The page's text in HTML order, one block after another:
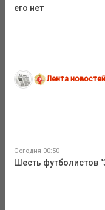
его нет
Лента новостей
Сегодня 00:50
Шесть футболистов